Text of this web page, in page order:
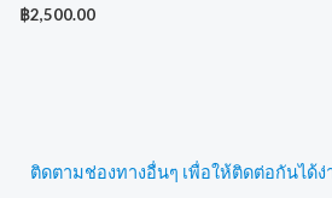
฿2,500.00
ติดตามช่องทางอื่นๆ เพื่อให้ติดต่อกันได้